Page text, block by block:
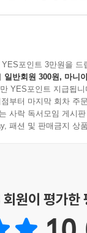
할 수 없었기 때문
다.
대리인을 슈퍼로
나, 시대의 한계로
옷은 단순한 옷
실을 살아가는 존
전』의 박씨가 도
사랑이다. 성리
남자와의 사랑
을 가로막았던
한 권력을 이겼음
천장’을 뚫기 위해
받는다. 또한 박씨
런 점에서 박씨는
포인트 3만원을 드
일반회원 300원, 마니
YES포인트 지급됩니
부터 마지막 회차 주
사락 독서모임 게시
패션 및 판매금지 상
원이 평가한